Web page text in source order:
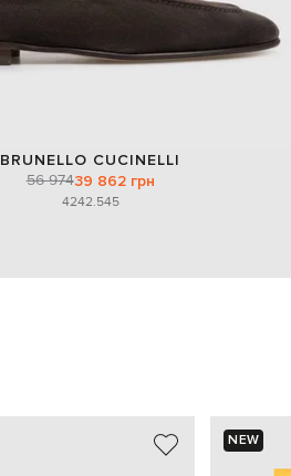
BRUNELLO CUCINELLI
56 97439 862 грн
4242.545
NEW